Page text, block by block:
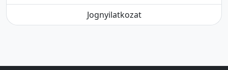
Jognyilatkozat